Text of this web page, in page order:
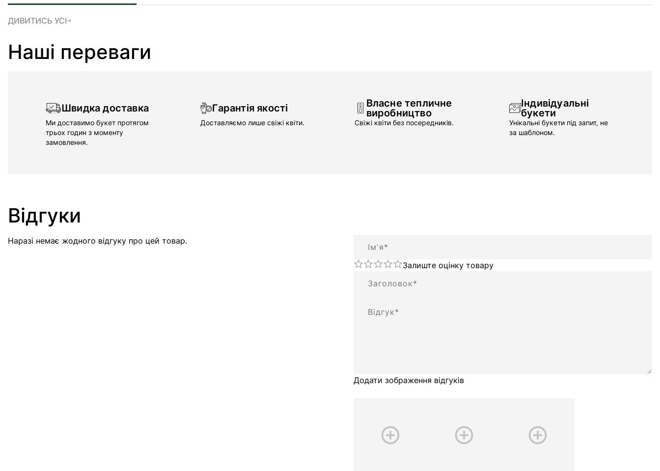
ДИВИТИСЬ УСІ
Наші переваги
Швидка доставка
Ми доставимо букет протягом
трьох годин з моменту
замовлення.
Гарантія якості
Доставляємо лише свіжі квіти.
Власне тепличне
виробництво
Свіжі квіти без посередників.
Індивідуальні
букети
Унікальні букети під запит, не
за шаблоном.
Відгуки
Наразі немає жодного відгуку про цей товар.
Залиште оцінку товару
Додати зображення відгуків